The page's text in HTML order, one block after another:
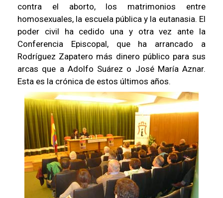
contra el aborto, los matrimonios entre
homosexuales, la escuela pública y la eutanasia. El
poder civil ha cedido una y otra vez ante la
Conferencia Episcopal, que ha arrancado a
Rodríguez Zapatero más dinero público para sus
arcas que a Adolfo Suárez o José María Aznar.
Esta es la crónica de estos últimos años.